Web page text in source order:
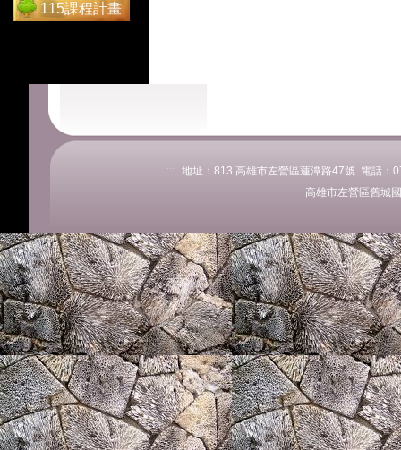
115課程計畫
:::
地址：813 高雄市左營區蓮潭路47號 電話
高雄市左營區舊城